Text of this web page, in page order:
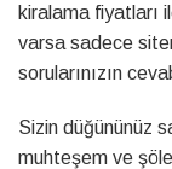
kiralama fiyatları
varsa sadece
sorularınızın
Sizin düğününüz
muhteşem ve